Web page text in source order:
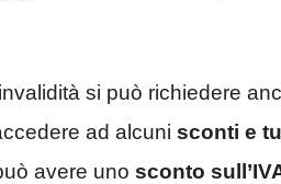
si può richiedere
ad alcuni sconti e
avere uno sconto